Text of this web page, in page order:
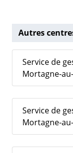
Autres
Service de
Mortagne-
Service de
Mortagne-